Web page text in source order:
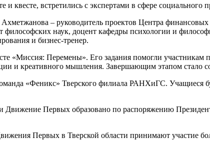
и квесте, встретились с экспертами в сфере
– руководитель проектов Центра
философских наук, доцент кафедры психологии и
и бизнес-тренер.
«Миссия: Перемены». Его задания помогли
и креативного мышления. Завершающим этапом стало
«Феникс» Тверского филиала РАНХиГС. Учащиеся
Движение Первых образовано по распоряжению
Первых в Тверской области принимают участие